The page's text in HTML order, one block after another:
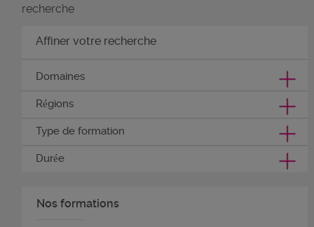
recherche
Affiner votre recherche
Domaines
Régions
Type de formation
Durée
Nos formations